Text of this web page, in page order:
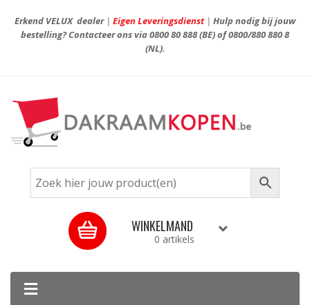
Erkend VELUX dealer| Eigen Leveringsdienst| Hulp nodig bij jouw
bestelling? Contacteer ons via0800 80 888(BE) of0800/880 880 8
(NL).
WINKELMAND
0 artikels